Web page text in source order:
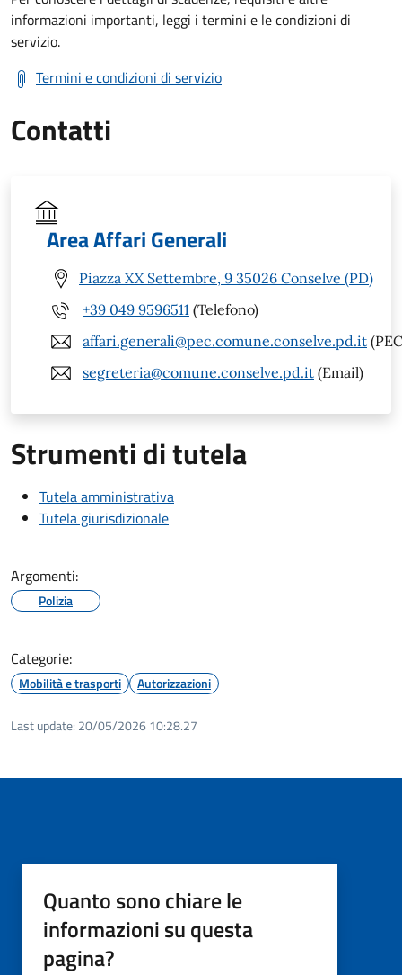
informazioni importanti, leggi i termini e le condizioni di
servizio.
Termini e condizioni di servizio
Contatti
Area Affari Generali
Piazza XX Settembre, 9 35026 Conselve (PD)
+39 049 9596511 (Telefono)
affari.generali@pec.comune.conselve.pd.it
segreteria@comune.conselve.pd.it (Email)
Strumenti di tutela
Tutela amministrativa
Tutela giurisdizionale
Argomenti:
Polizia
Categorie:
Mobilità e trasporti Autorizzazioni
Last update: 20/05/2026 10:28.27
Quanto sono chiare le
informazioni su questa
pagina?